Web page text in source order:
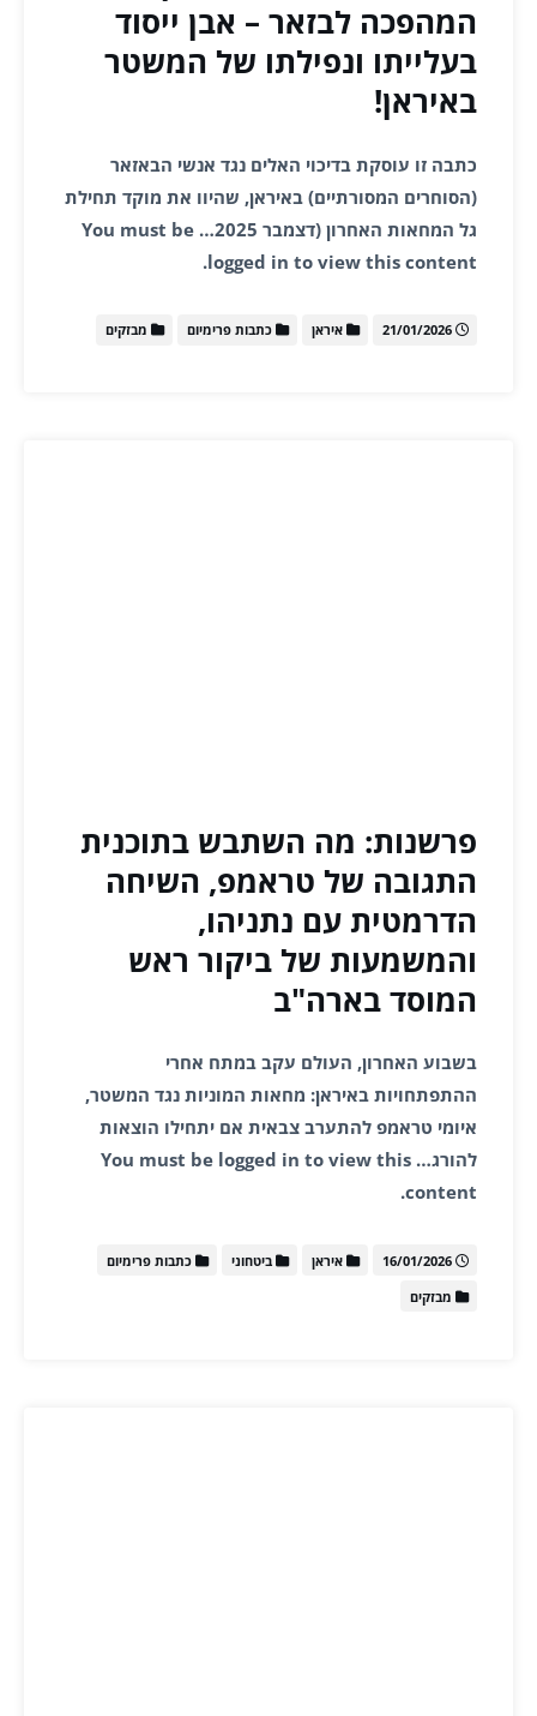
המהפכה לבזאר – אבן ייסוד
בעלייתו ונפילתו של המשטר
באיראן!
כתבה זו עוסקת בדיכוי האלים נגד אנשי הבאזאר
(הסוחרים המסורתיים) באיראן, שהיוו את מוקד תחילת
גל המחאות האחרון (דצמבר 2025… You must be
logged in to view this content.
21/01/2026 איראן כתבות פרימיום מבזקים
פרשנות: מה השתבש בתוכנית
התגובה של טראמפ, השיחה
הדרמטית עם נתניהו,
והמשמעות של ביקור ראש
המוסד בארה"ב
בשבוע האחרון, העולם עקב במתח אחרי
ההתפתחויות באיראן: מחאות המוניות נגד המשטר,
איומי טראמפ להתערב צבאית אם יתחילו הוצאות
להורג… You must be logged in to view this
content.
16/01/2026 איראן ביטחוני
כתבות פרימיום
מבזקים